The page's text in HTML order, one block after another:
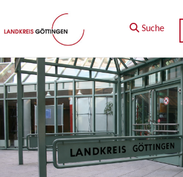
Zum Hauptinhalt springen
Suche